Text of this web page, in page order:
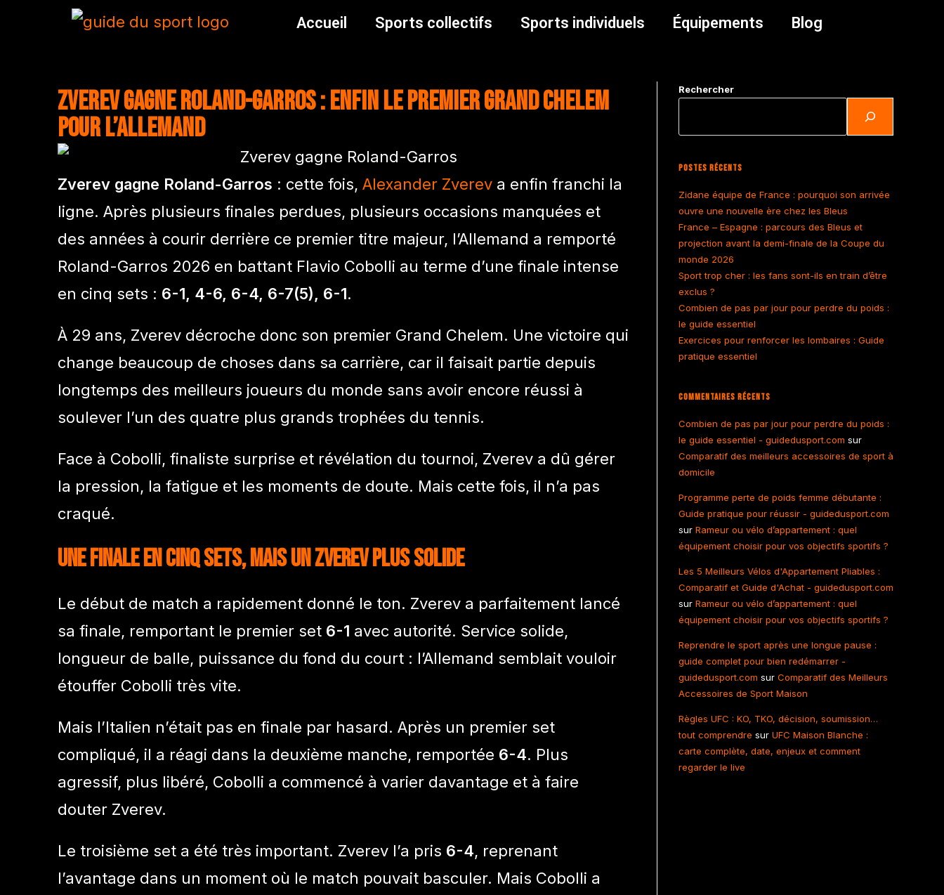
Accueil Sports collectifs Sports individuels Équipements Blog
Zverev gagne Roland-Garros : enfin le premier Grand Chelem
pour l’Allemand
Zverev gagne Roland-Garros : cette fois, Alexander Zverev a enfin franchi la
ligne. Après plusieurs finales perdues, plusieurs occasions manquées et
des années à courir derrière ce premier titre majeur, l’Allemand a remporté
Roland-Garros 2026 en battant Flavio Cobolli au terme d’une finale intense
en cinq sets : 6-1, 4-6, 6-4, 6-7(5), 6-1.
À 29 ans, Zverev décroche donc son premier Grand Chelem. Une victoire qui
change beaucoup de choses dans sa carrière, car il faisait partie depuis
longtemps des meilleurs joueurs du monde sans avoir encore réussi à
soulever l’un des quatre plus grands trophées du tennis.
Face à Cobolli, finaliste surprise et révélation du tournoi, Zverev a dû gérer
la pression, la fatigue et les moments de doute. Mais cette fois, il n’a pas
craqué.
Une finale en cinq sets, mais un Zverev plus solide
Le début de match a rapidement donné le ton. Zverev a parfaitement lancé
sa finale, remportant le premier set 6-1 avec autorité. Service solide,
longueur de balle, puissance du fond du court : l’Allemand semblait vouloir
étouffer Cobolli très vite.
Mais l’Italien n’était pas en finale par hasard. Après un premier set
compliqué, il a réagi dans la deuxième manche, remportée 6-4. Plus
agressif, plus libéré, Cobolli a commencé à varier davantage et à faire
douter Zverev.
Le troisième set a été très important. Zverev l’a pris 6-4, reprenant
l’avantage dans un moment où le match pouvait basculer. Mais Cobolli a
Rechercher
Postes Récents
Zidane équipe de France : pourquoi son arrivée
ouvre une nouvelle ère chez les Bleus
France – Espagne : parcours des Bleus et
projection avant la demi-finale de la Coupe du
monde 2026
Sport trop cher : les fans sont-ils en train d’être
exclus ?
Combien de pas par jour pour perdre du poids :
le guide essentiel
Exercices pour renforcer les lombaires : Guide
pratique essentiel
Commentaires Récents
Combien de pas par jour pour perdre du poids :
le guide essentiel - guidedusport.com sur
Comparatif des meilleurs accessoires de sport à
domicile
Programme perte de poids femme débutante :
Guide pratique pour réussir - guidedusport.com
sur Rameur ou vélo d’appartement : quel
équipement choisir pour vos objectifs sportifs ?
Les 5 Meilleurs Vélos d'Appartement Pliables :
Comparatif et Guide d'Achat - guidedusport.com
sur Rameur ou vélo d’appartement : quel
équipement choisir pour vos objectifs sportifs ?
Reprendre le sport après une longue pause :
guide complet pour bien redémarrer -
guidedusport.com sur Comparatif des Meilleurs
Accessoires de Sport Maison
Règles UFC : KO, TKO, décision, soumission…
tout comprendre sur UFC Maison Blanche :
carte complète, date, enjeux et comment
regarder le live